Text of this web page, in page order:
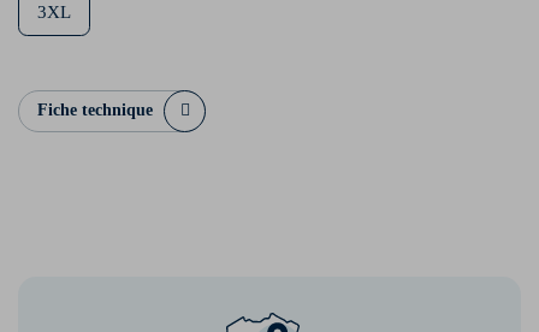
3XL
Fiche technique